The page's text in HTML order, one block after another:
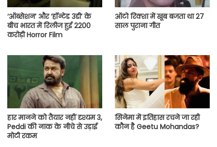
‘ऑब्सेशन’ और ‘हॉन्टेड 3डी’ के
बीच भारत में रिलीज हुई 2200
करोड़ी Horror Film
ऑटो रिक्शा में खूब बजता था 27
साल पुराना गीत
हार मानने को तैयार नहीं दृश्यम 3,
Peddi की नाक के नीचे से उड़ाई
मोटी रकम
सिनेमा में इतिहास रचने जा रही
कौन है Geetu Mohandas?